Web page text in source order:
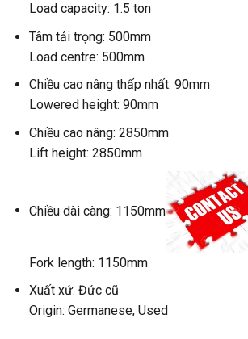
Load capacity: 1.5 ton
Tâm tải trọng: 500mm
Load centre: 500mm
Chiều cao nâng thấp nhất: 90mm
Lowered height: 90mm
Chiều cao nâng: 2850mm
Lift height: 2850mm
Chiều dài càng: 1150mm
Fork length: 1150mm
Xuất xứ: Đức cũ
Origin: Germanese, Used